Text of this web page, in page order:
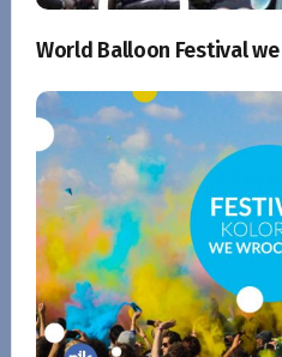
World Balloon Festival